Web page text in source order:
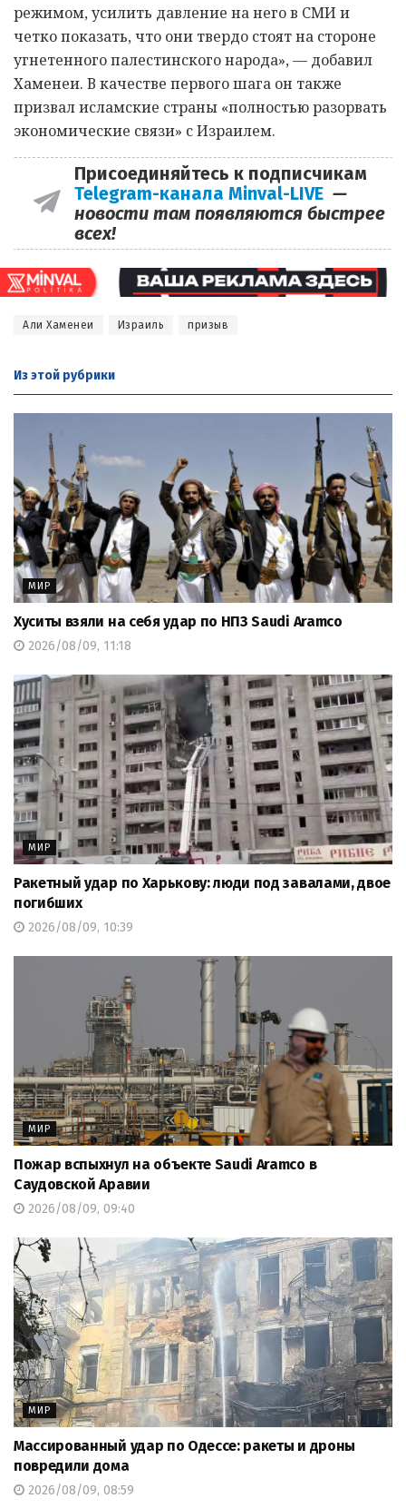
режимом, усилить давление на него в СМИ и
четко показать, что они твердо стоят на стороне
угнетенного палестинского народа», — добавил
Хаменеи. В качестве первого шага он также
призвал исламские страны «полностью разорвать
экономические связи» с Израилем.
Присоединяйтесь к подписчикам
Telegram-канала Minval-LIVE —
новости там появляются быстрее
всех!
Али Хаменеи Израиль призыв
Из этой рубрики
МИР
Хуситы взяли на себя удар по НПЗ Saudi Aramco
2026/08/09, 11:18
МИР
Ракетный удар по Харькову: люди под завалами, двое
погибших
2026/08/09, 10:39
МИР
Пожар вспыхнул на объекте Saudi Aramco в
Саудовской Аравии
2026/08/09, 09:40
МИР
Массированный удар по Одессе: ракеты и дроны
повредили дома
2026/08/09, 08:59